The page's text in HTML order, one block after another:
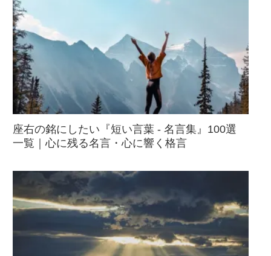
座右の銘にしたい『短い言葉 - 名言集』100選
一覧｜心に残る名言・心に響く格言